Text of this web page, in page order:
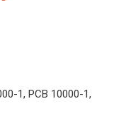
1, PCB 10000-1,